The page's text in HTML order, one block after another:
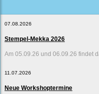
07.08.2026
Stempel-Mekka 2026
Am 05.09.26 und 06.09.26 findet
11.07.2026
Neue Workshoptermine